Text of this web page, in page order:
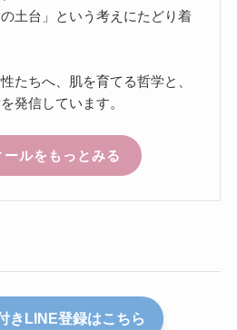
土台」という考えにたどり着
たちへ、肌を育てる哲学と、
発信しています。
ールをもっとみる
きLINE登録はこちら